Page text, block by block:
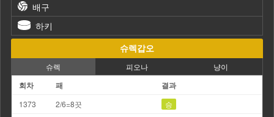
배구
하키
슈렉갑오
슈렉 피오나 냥이
회차 패 결과
1373 2/6=8끗
승